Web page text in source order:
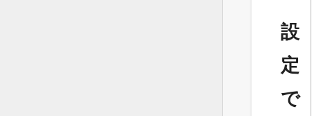
設
定
で